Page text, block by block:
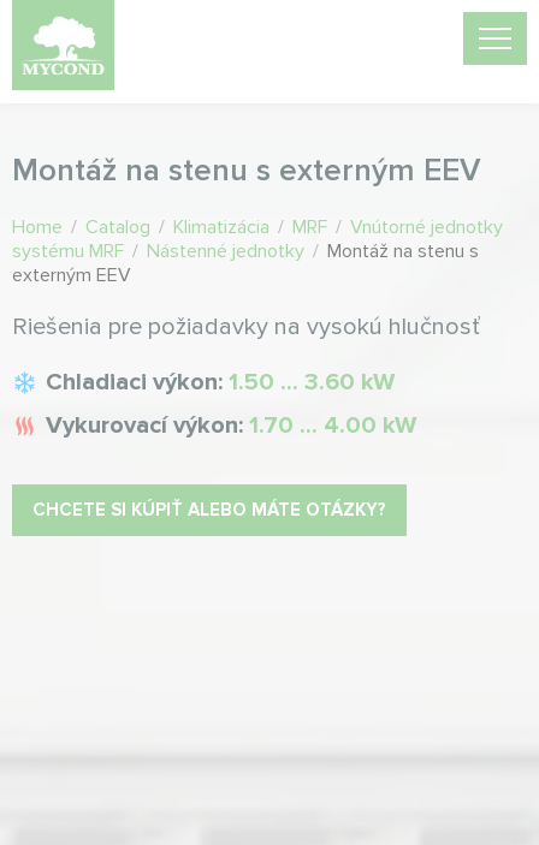
Montáž na stenu s externým EEV
Home / Catalog / Klimatizácia / MRF / Vnútorné jednotky
systému MRF / Nástenné jednotky / Montáž na stenu s
externým EEV
Riešenia pre požiadavky na vysokú hlučnosť
Chladiaci výkon: 1.50 ... 3.60 kW
Vykurovací výkon: 1.70 ... 4.00 kW
CHCETE SI KÚPIŤ ALEBO MÁTE OTÁZKY?